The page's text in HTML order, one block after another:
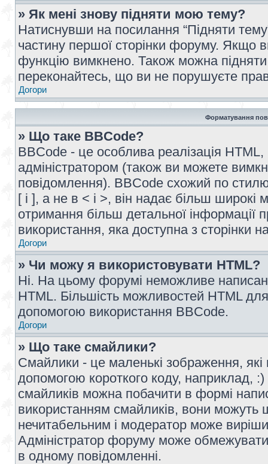
» Як мені знову підняти мою тему?
Натиснувши на посилання “Підняти
частину першої сторінки форуму. Якщо
функцію вимкнено. Також можна
переконайтесь, що ви не порушуєте
Догори
Форматування
» Що таке BBCode?
BBCode - це особлива реалізація
адміністратором (також ви можете
повідомлення). BBCode схожий по
[ і ], а не в < і >, він надає більш
отримання більш детальної інформації
використання, яка доступна з сторінки
Догори
» Чи можу я використовувати HTML?
Ні. На цьому форумі неможливе
HTML. Більшість можливостей HTML
допомогою використання BBCode.
Догори
» Що таке смайлики?
Смайлики - це маленькі зображення, які
допомогою короткого коду, наприклад,
смайликів можна побачити в формі
використанням смайликів, вони
нечитабельним і модератор може
Адміністратор форуму може обмежувати
в одному повідомленні.